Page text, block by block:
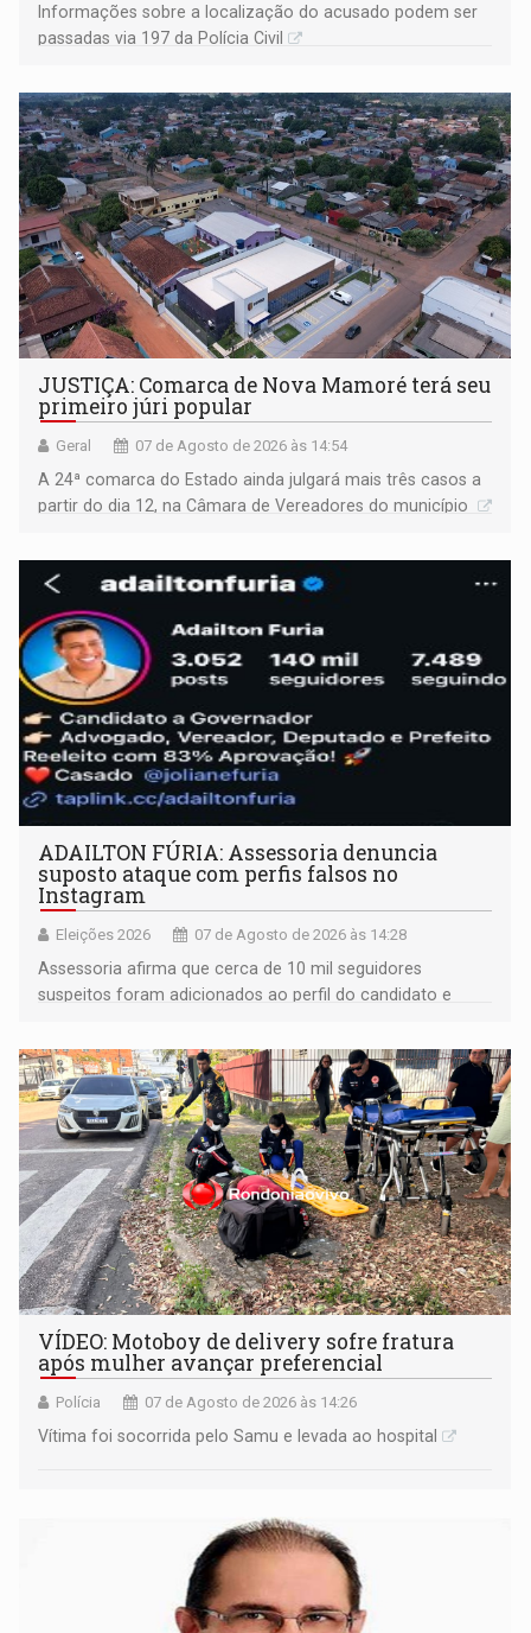
Informações sobre a localização do acusado podem ser
passadas via 197 da Polícia Civil
JUSTIÇA: Comarca de Nova Mamoré terá seu
primeiro júri popular
Geral 07 de Agosto de 2026 às 14:54
A 24ª comarca do Estado ainda julgará mais três casos a
partir do dia 12, na Câmara de Vereadores do município
ADAILTON FÚRIA: Assessoria denuncia
suposto ataque com perfis falsos no
Instagram
Eleições 2026 07 de Agosto de 2026 às 14:28
Assessoria afirma que cerca de 10 mil seguidores
suspeitos foram adicionados ao perfil do candidato e
remover as contas
VÍDEO: Motoboy de delivery sofre fratura
após mulher avançar preferencial
Polícia 07 de Agosto de 2026 às 14:26
Vítima foi socorrida pelo Samu e levada ao hospital